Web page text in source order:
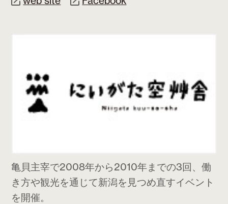
亀貝主宰で2008年から2010年までの3回、働
き方や観光を通じて新潟を見つめ直すイベント
を開催。